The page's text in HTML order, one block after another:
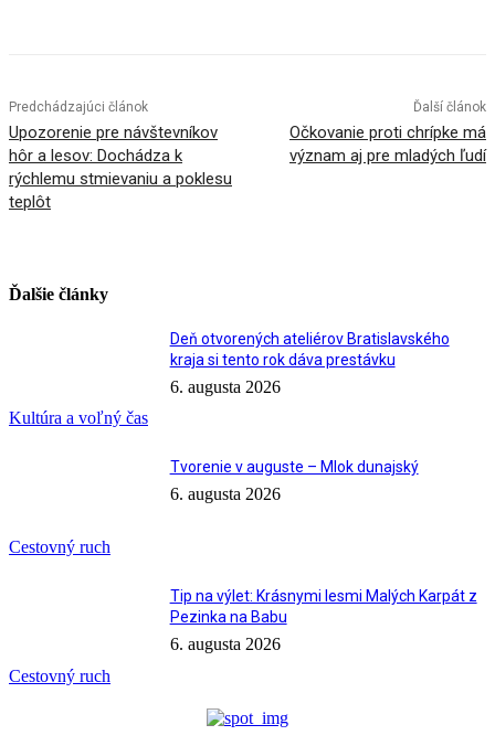
Predchádzajúci článok
Upozorenie pre návštevníkov
hôr a lesov: Dochádza k
rýchlemu stmievaniu a poklesu
teplôt
Ďalší článok
Očkovanie proti chrípke má
význam aj pre mladých ľudí
Ďalšie články
Kultúra a voľný čas
Deň otvorených ateliérov Bratislavského
kraja si tento rok dáva prestávku
6. augusta 2026
Cestovný ruch
Tvorenie v auguste – Mlok dunajský
6. augusta 2026
Cestovný ruch
Tip na výlet: Krásnymi lesmi Malých Karpát z
Pezinka na Babu
6. augusta 2026